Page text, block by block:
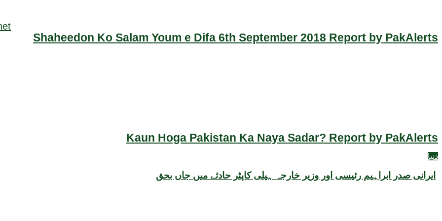
Shaheedon Ko Salam Youm e Difa 6th September 2018 Report by PakAlerts
Kaun Hoga Pakistan Ka Naya Sadar? Report by PakAlerts
دنیا
ایرانی صدر ابراہیم رئیسی اور وزیر خارجہ ہیلی کاپٹر حادثے میں جاں بحق